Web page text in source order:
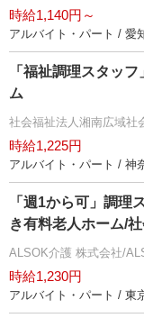
時給1,140円～
アルバイト・パート / 愛
「福祉調理スタッ
ム
社会福祉法人湘南広域社
時給1,225円
アルバイト・パート / 神
「週1から可」調理
き有料老人ホーム/
ALSOK介護 株式会社/
時給1,230円
アルバイト・パート / 東